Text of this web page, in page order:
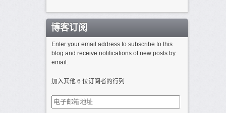
博客订阅
Enter your email address to subscribe to this
blog and receive notifications of new posts by
email.
加入其他 6 位订阅者的行列
电
子